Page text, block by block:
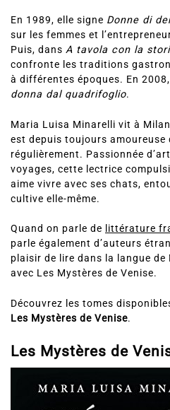
sur les femmes et
Puis, dansA tavola con la
confronte les traditions
à différentes époques. En
donna dal quadrifoglio .
est depuis toujours amoureuse
régulièrement. Passionnée
voyages, cette lectrice
aime vivre avec ses chats,
cultive elle-même.
parle également d’auteurs
plaisir de lire dans la langue de
avec Les Mystères de Venise.
Les Mystères de Venise.
Les Mystères de